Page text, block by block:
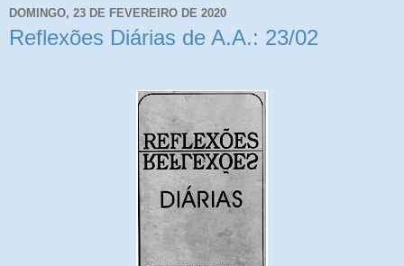
DOMINGO, 23 DE FEVEREIRO DE 2020
Reflexões Diárias de A.A.: 23/02